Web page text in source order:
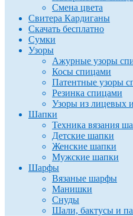
Смена цвета
Свитера Кардиганы
Скачать бесплатно
Сумки
Узоры
Ажурные узоры
Косы спицами
Патентные узоры
Резинка спицами
Узоры из лицевых
Шапки
Техника вязания
Детские шапки
Женские шапки
Мужские шапки
Шарфы
Вязаные шарфы
Манишки
Снуды
Шали, бактусы и